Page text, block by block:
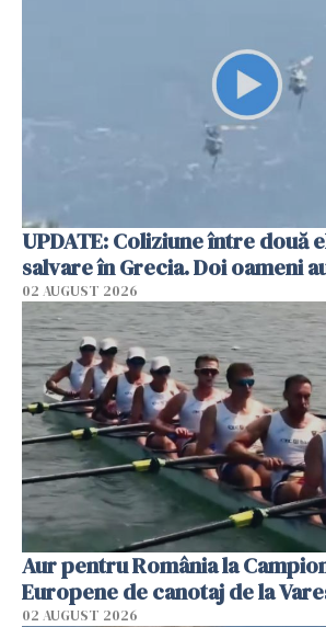
UPDATE: Coliziune între două
salvare în Grecia. Doi oameni
02 AUGUST 2026
Aur pentru România la
Europene de canotaj de la
02 AUGUST 2026